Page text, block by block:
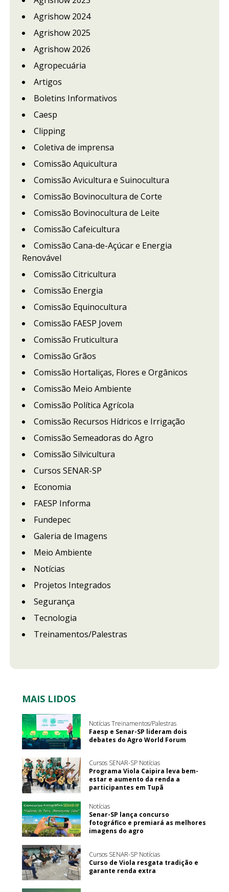
Agrishow 2024
Agrishow 2025
Agrishow 2026
Agropecuária
Artigos
Boletins Informativos
Caesp
Clipping
Coletiva de imprensa
Comissão Aquicultura
Comissão Avicultura e Suinocultura
Comissão Bovinocultura de Corte
Comissão Bovinocultura de Leite
Comissão Cafeicultura
Comissão Cana-de-Açúcar e Energia
Renovável
Comissão Citricultura
Comissão Energia
Comissão Equinocultura
Comissão FAESP Jovem
Comissão Fruticultura
Comissão Grãos
Comissão Hortaliças, Flores e Orgânicos
Comissão Meio Ambiente
Comissão Política Agrícola
Comissão Recursos Hídricos e Irrigação
Comissão Semeadoras do Agro
Comissão Silvicultura
Cursos SENAR-SP
Economia
FAESP Informa
Fundepec
Galeria de Imagens
Meio Ambiente
Notícias
Projetos Integrados
Segurança
Tecnologia
Treinamentos/Palestras
MAIS LIDOS
Notícias Treinamentos/Palestras
Faesp e Senar-SP lideram dois
debates do Agro World Forum
Cursos SENAR-SP Notícias
Programa Viola Caipira leva bem-
estar e aumento da renda a
participantes em Tupã
Notícias
Senar-SP lança concurso
fotográfico e premiará as melhores
imagens do agro
Cursos SENAR-SP Notícias
Curso de Viola resgata tradição e
garante renda extra